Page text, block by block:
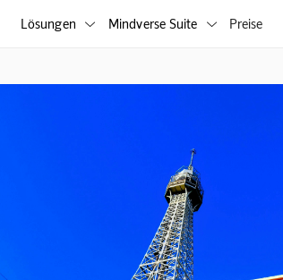
Lösungen  Mindverse Suite  Preise